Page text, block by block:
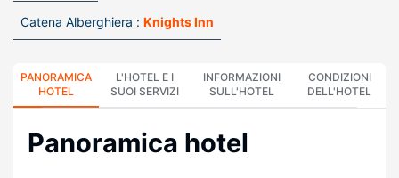
Catena Alberghiera : Knights Inn
PANORAMICA
HOTEL
L'HOTEL E I
SUOI SERVIZI
INFORMAZIONI
SULL'HOTEL
CONDIZIONI
DELL'HOTEL
Panoramica hotel